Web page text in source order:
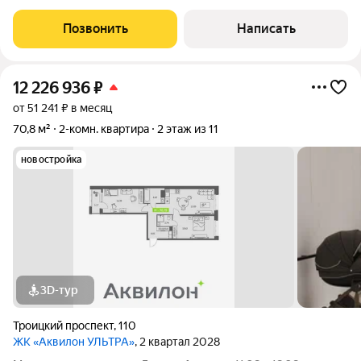
современного жилого дома. Отличный вариант для тех, кто
хочет выполнить финишную отделку
Позвонить Написать
12 226 936₽
от 51 241 ₽ в месяц
70,8 м²
2-комн. квартира 2 этаж из 11
новостройка
3D-тур
Троицкий проспект,110
ЖК «Аквилон УЛЬТРА», 2 квартал 2028